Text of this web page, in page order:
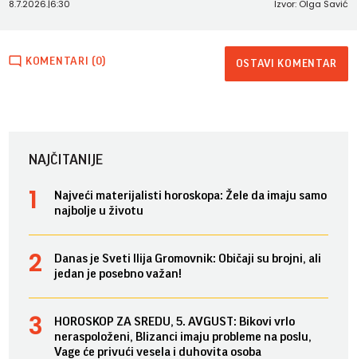
8.7.2026.|6:30 Izvor: Olga Savić
KOMENTARI (0) OSTAVI KOMENTAR
NAJČITANIJE
Najveći materijalisti horoskopa: Žele da imaju samo
najbolje u životu
Danas je Sveti Ilija Gromovnik: Običaji su brojni, ali
jedan je posebno važan!
HOROSKOP ZA SREDU, 5. AVGUST: Bikovi vrlo
neraspoloženi, Blizanci imaju probleme na poslu,
Vage će privući vesela i duhovita osoba